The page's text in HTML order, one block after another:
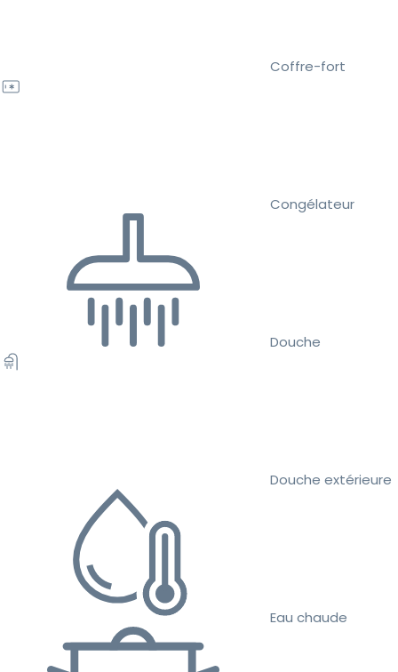
Coffre-fort
Congélateur
Douche
Douche extérieure
Eau chaude